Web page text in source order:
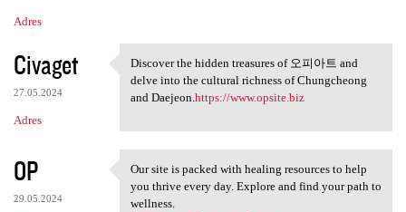
Adres
Civaget
27.05.2024
Adres
Discover the hidden treasures
Discover the hidden treasures of 오피아트 and
delve into the cultural richness of Chungcheong
and Daejeon.https://www.opsite.biz
OP
29.05.2024
Our site is packed with
Our site is packed with healing resources to help
you thrive every day. Explore and find your path to
wellness.